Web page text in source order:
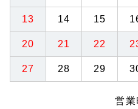
13 14 15
20 21 22
27 28 29
営業